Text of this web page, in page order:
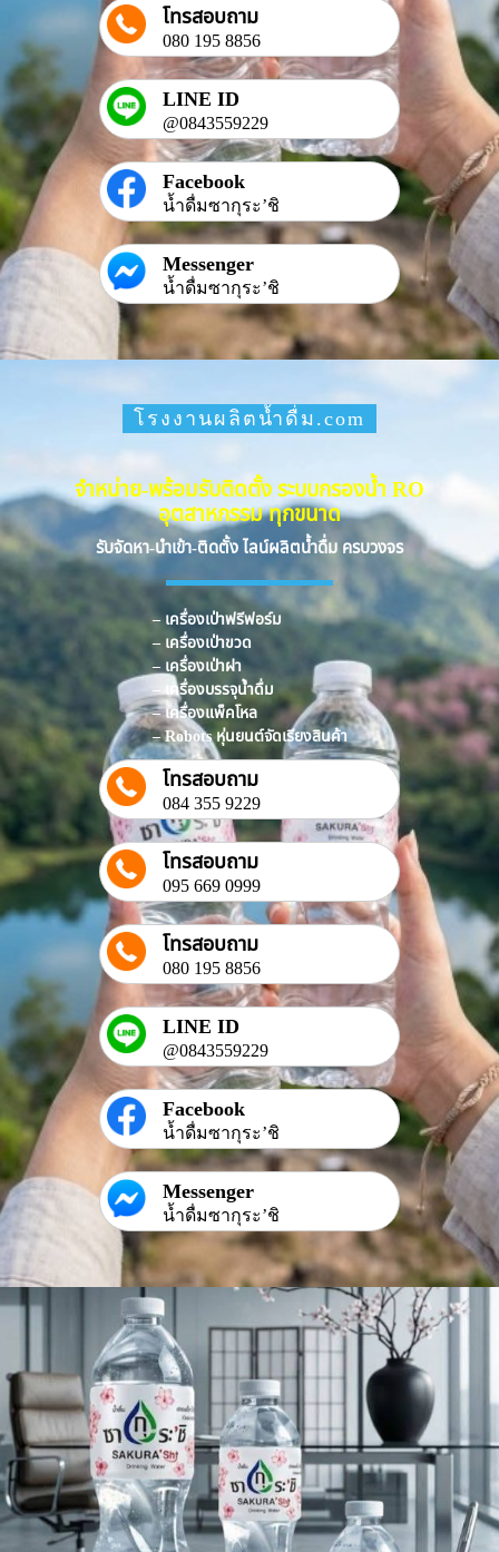
โทรสอบถาม
080 195 8856
LINE ID
@0843559229
Facebook
น้ำดื่มซากุระ’ชิ
Messenger
น้ำดื่มซากุระ’ชิ
โรงงานผลิตน้ำดื่ม.com
จำหน่าย-พร้อมรับติดตั้ง ระบบกรองน้ำ RO
อุตสาหกรรม ทุกขนาด
รับจัดหา-นำเข้า-ติดตั้ง ไลน์ผลิตน้ำดื่ม ครบวงจร
– เครื่องเป่าฟรีฟอร์ม
– เครื่องเป่าขวด
– เครื่องเป่าฝา
– เครื่องบรรจุน้ำดื่ม
– เครื่องแพ็คโหล
– Robots หุ่นยนต์จัดเรียงสินค้า
โทรสอบถาม
084 355 9229
โทรสอบถาม
095 669 0999
โทรสอบถาม
080 195 8856
LINE ID
@0843559229
Facebook
น้ำดื่มซากุระ’ชิ
Messenger
น้ำดื่มซากุระ’ชิ